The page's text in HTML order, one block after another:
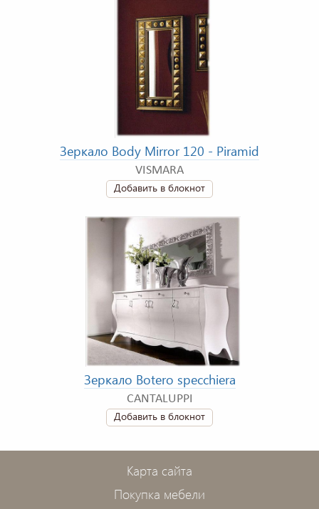
Зеркало Body Mirror 120 - Piramid
VISMARA
Добавить в блокнот
Зеркало Botero specchiera
CANTALUPPI
Добавить в блокнот
Карта сайта
Покупка мебели